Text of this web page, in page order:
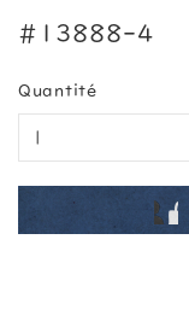
#13888-4
Quantité